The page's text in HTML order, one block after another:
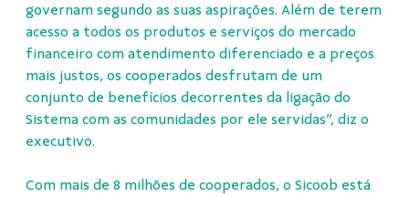
governam segundo as suas aspirações. Além de terem
acesso a todos os produtos e serviços do mercado
financeiro com atendimento diferenciado e a preços
mais justos, os cooperados desfrutam de um
conjunto de benefícios decorrentes da ligação do
Sistema com as comunidades por ele servidas”, diz o
executivo.
Com mais de 8 milhões de cooperados, o Sicoob está